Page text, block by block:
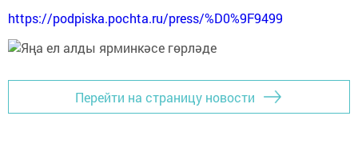
https://podpiska.pochta.ru/press/%D0%9F9499
Перейти на страницу новости